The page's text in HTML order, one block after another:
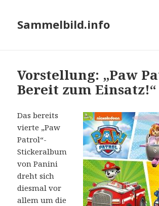
Sammelbild.info
Vorstellung: „Paw
Bereit zum Einsatz!“
Das bereits
vierte „Paw
Patrol“-
Stickeralbum
von Panini
dreht sich
diesmal vor
allem um die